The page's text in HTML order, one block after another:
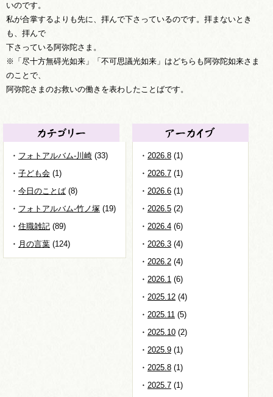
いのです。
私が合掌するよりも先に、拝んで下さっているのです。拝まないとき
も、拝んで
下さっている阿弥陀さま。
※「尽十方無碍光如来」「不可思議光如来」はどちらも阿弥陀如来さま
のことで、
阿弥陀さまのお救いの働きを表わしたことばです。
フォトアルバム-川崎 (33)
子ども会 (1)
今日のことば (8)
フォトアルバム-竹ノ塚 (19)
住職雑記 (89)
月の言葉 (124)
2026.8 (1)
2026.7 (1)
2026.6 (1)
2026.5 (2)
2026.4 (6)
2026.3 (4)
2026.2 (4)
2026.1 (6)
2025.12 (4)
2025.11 (5)
2025.10 (2)
2025.9 (1)
2025.8 (1)
2025.7 (1)